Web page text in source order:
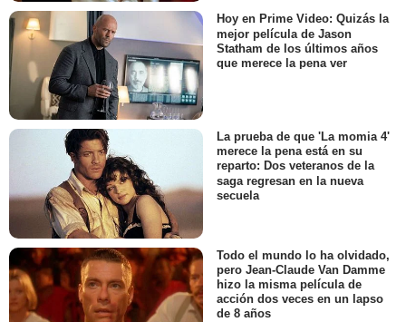
Hoy en Prime Video: Quizás la
mejor película de Jason
Statham de los últimos años
que merece la pena ver
La prueba de que 'La momia 4'
merece la pena está en su
reparto: Dos veteranos de la
saga regresan en la nueva
secuela
Todo el mundo lo ha olvidado,
pero Jean-Claude Van Damme
hizo la misma película de
acción dos veces en un lapso
de 8 años